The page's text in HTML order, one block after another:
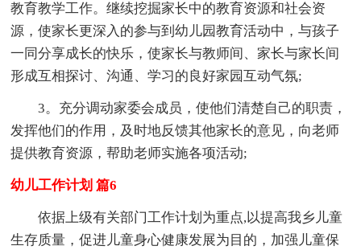
教育教学工作。继续挖掘家长中的教育资源和社会资
源，使家长更深入的参与到幼儿园教育活动中，与孩子
一同分享成长的快乐，使家长与教师间、家长与家长间
形成互相探讨、沟通、学习的良好家园互动气氛;
3。充分调动家委会成员，使他们清楚自己的职责，
发挥他们的作用，及时地反馈其他家长的意见，向老师
提供教育资源，帮助老师实施各项活动;
幼儿工作计划 篇6
依据上级有关部门工作计划为重点,以提高我乡儿童
生存质量，促进儿童身心健康发展为目的，加强儿童保